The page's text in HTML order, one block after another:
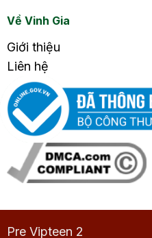
Về Vinh Gia
Giới thiệu
Liên hệ
Pre Vipteen 2